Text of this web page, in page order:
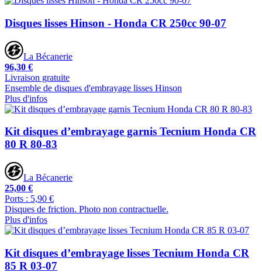
Disques lisses Hinson - Honda CR 250cc 90-07
La Bécanerie
96,30 €
Livraison gratuite
Ensemble de disques d'embrayage lisses Hinson
Plus d'infos
Kit disques d’embrayage garnis Tecnium Honda CR
80 R 80-83
La Bécanerie
25,00 €
Ports : 5,90 €
Disques de friction. Photo non contractuelle.
Plus d'infos
Kit disques d’embrayage lisses Tecnium Honda CR
85 R 03-07